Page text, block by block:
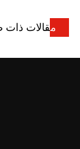
مقالات ذات